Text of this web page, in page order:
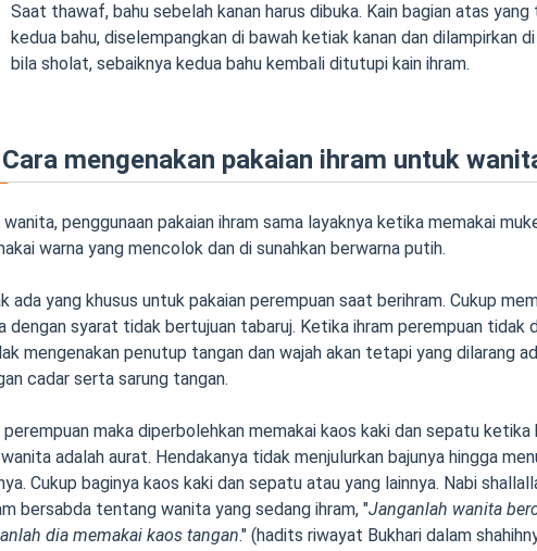
Saat thawaf, bahu sebelah kanan harus dibuka. Kain bagian atas
kedua bahu, diselempangkan di bawah ketiak kanan dan dilampirkan
bila sholat, sebaiknya kedua bahu kembali ditutupi kain ihram.
mengenakan pakaian ihram untuk
wanita, penggunaan pakaian ihram sama layaknya ketika memakai
warna yang mencolok dan di sunahkan berwarna putih.
ada yang khusus untuk pakaian perempuan saat berihram. Cukup
dengan syarat tidak bertujuan tabaruj. Ketika ihram perempuan tidak
mengenakan penutup tangan dan wajah akan tetapi yang dilarang
cadar serta sarung tangan.
perempuan maka diperbolehkan memakai kaos kaki dan sepatu ketika
adalah aurat. Hendakanya tidak menjulurkan bajunya hingga
Cukup baginya kaos kaki dan sepatu atau yang lainnya. Nabi
bersabda tentang wanita yang sedang ihram, "Janganlah wanita
dia memakai kaos tangan." (hadits riwayat Bukhari dalam